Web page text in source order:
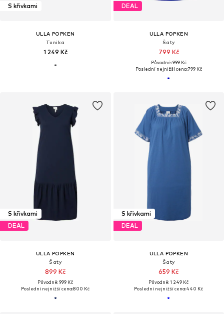
S křivkami
ULLA POPKEN
Tunika
1 249 Kč
DEAL
ULLA POPKEN
Šaty
799 Kč
Původně: 999 Kč
Poslední nejnižší cena:799 Kč
S křivkami
DEAL
ULLA POPKEN
Šaty
899 Kč
Původně: 999 Kč
Poslední nejnižší cena:800 Kč
S křivkami
DEAL
ULLA POPKEN
Šaty
659 Kč
Původně: 1 249 Kč
Poslední nejnižší cena:440 Kč